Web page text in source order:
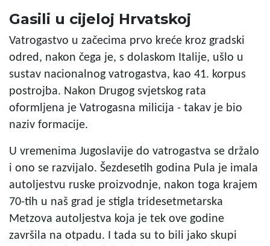
Gasili u cijeloj Hrvatskoj
Vatrogastvo u začecima prvo kreće kroz gradski
odred, nakon čega je, s dolaskom Italije, ušlo u
sustav nacionalnog vatrogastva, kao 41. korpus
postrojba. Nakon Drugog svjetskog rata
oformljena je Vatrogasna milicija - takav je bio
naziv formacije.
U vremenima Jugoslavije do vatrogastva se držalo
i ono se razvijalo. Šezdesetih godina Pula je imala
autoljestvu ruske proizvodnje, nakon toga krajem
70-tih u naš grad je stigla tridesetmetarska
Metzova autoljestva koja je tek ove godine
završila na otpadu. I tada su to bili jako skupi